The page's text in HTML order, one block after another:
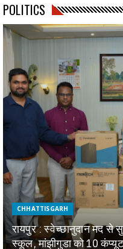
POLITICS
CHHATTISGARH
रायपुर : स्वेच्छानुदान मद से
स्कूल, मांझीगुडा को 10